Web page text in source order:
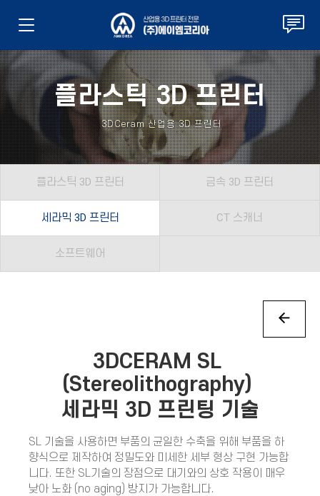
플라스틱 3D 프린터
3DCeram 산업용 3D 프린터
플라스틱 3D 프린터 금속 3D 프린터
세라믹 3D 프린터 CT 스캐너
소프트웨어
3DCERAM SL
(Stereolithography)
세라믹 3D 프린팅 기술
SL 기술을 사용하면 부품의 균일한 수축을 위해 부품을 하
향식으로 제작하여 정밀도와 미세한 세부 형상 구현 가능합
니다. 또한 SL기술의 장점으로 대기와의 상호 작용이 매우
낮아 노화 (no aging) 방지가 가능합니다.